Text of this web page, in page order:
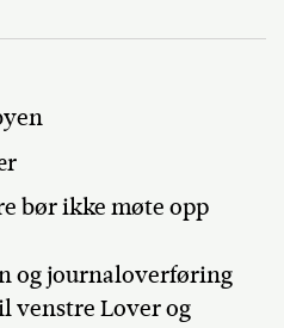
bør ikke møte opp
og journaloverføring
venstre Lover og